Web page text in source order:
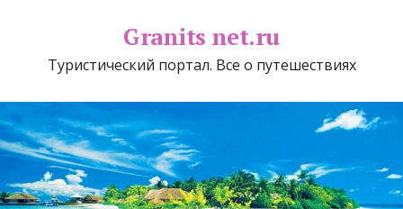
Granits net.ru
Туристический портал. Все о путешествиях